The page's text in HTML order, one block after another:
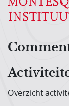
Overzicht